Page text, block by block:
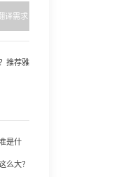
译需求
推荐雅
是什
么大？